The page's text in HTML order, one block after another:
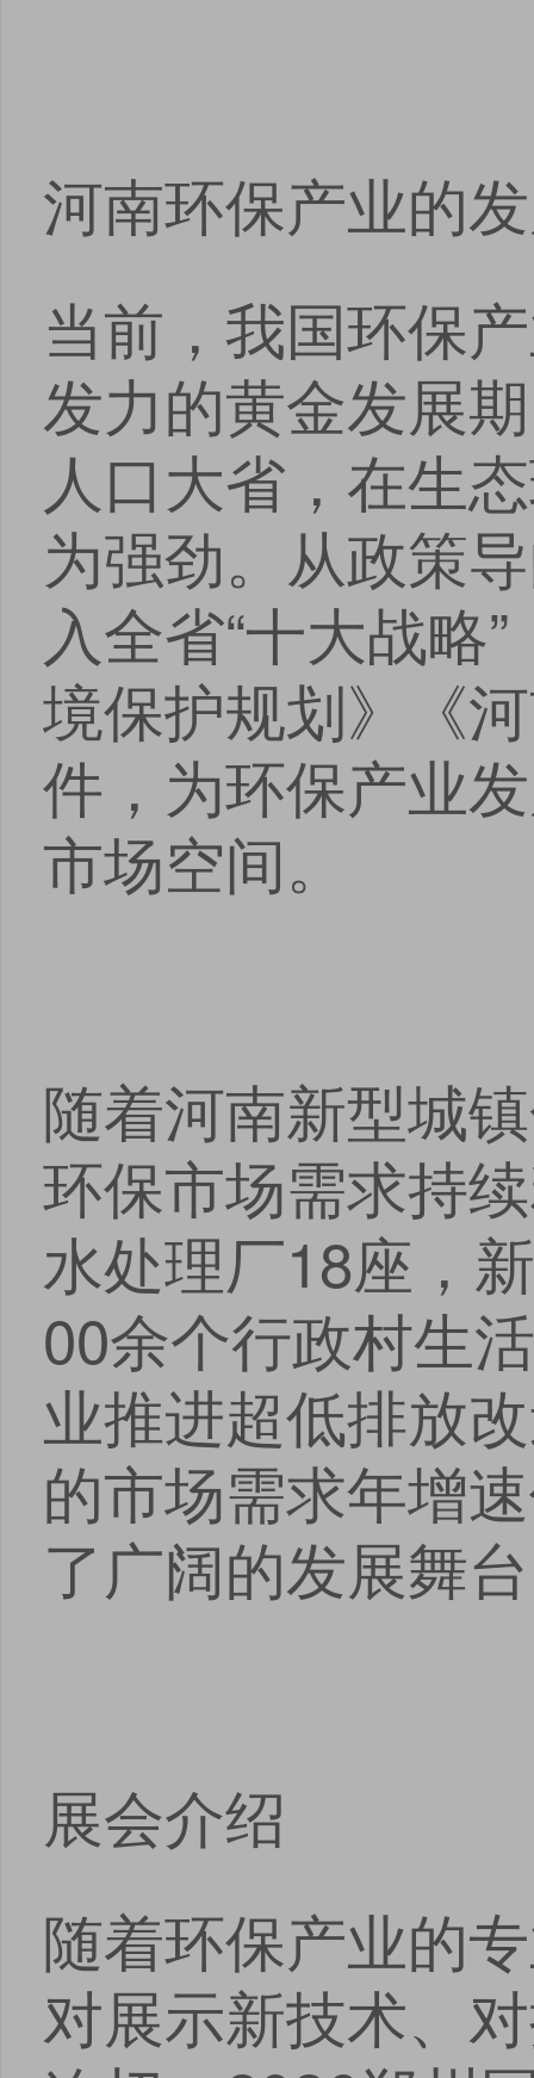
河南环保产业的
当前，我国环保
发力的黄金发展
人口大省，在生
为强劲。从政策
入全省“十大战略
境保护规划》《
件，为环保产业
市场空间。
随着河南新型城
环保市场需求持
水处理厂18座，
00余个行政村生
业推进超低排放
的市场需求年增
了广阔的发展舞
展会介绍
随着环保产业的
对展示新技术、